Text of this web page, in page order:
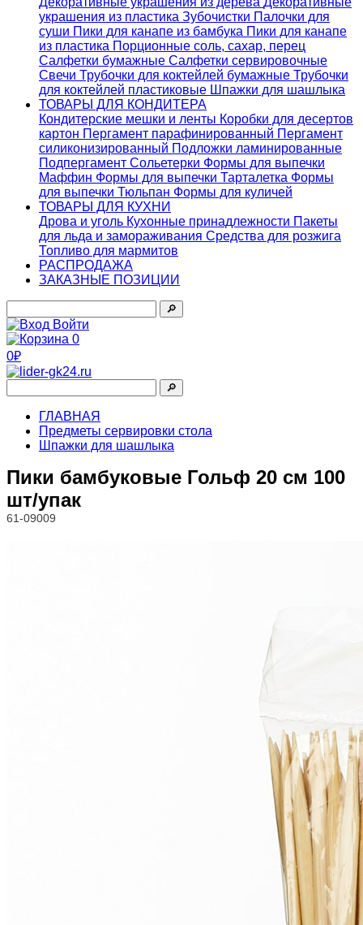
украшения из пластика Зубочистки Палочки для
суши Пики для канапе из бамбука Пики для канапе
из пластика Порционные соль, сахар, перец
Салфетки бумажные Салфетки сервировочные
Свечи Трубочки для коктейлей бумажные Трубочки
для коктейлей пластиковые Шпажки для шашлыка
ТОВАРЫ ДЛЯ КОНДИТЕРА
Кондитерские мешки и ленты Коробки для десертов
картон Пергамент парафинированный Пергамент
силиконизированный Подложки ламинированные
Подпергамент Сольетерки Формы для выпечки
Маффин Формы для выпечки Тарталетка Формы
для выпечки Тюльпан Формы для куличей
ТОВАРЫ ДЛЯ КУХНИ
Дрова и уголь Кухонные принадлежности Пакеты
для льда и замораживания Средства для розжига
Топливо для мармитов
РАСПРОДАЖА
ЗАКАЗНЫЕ ПОЗИЦИИ
🔎︎
Войти
0
0₽
🔎︎
ГЛАВНАЯ
Предметы сервировки стола
Шпажки для шашлыка
Пики бамбуковые Гольф 20 см 100
шт/упак
61-09009